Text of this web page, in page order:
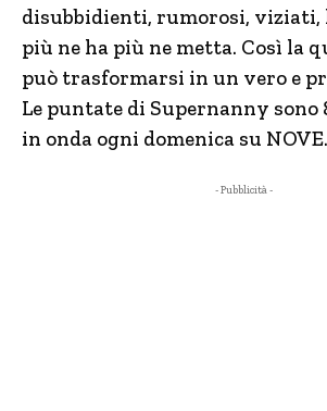
disubbidienti, rumorosi, viziati,
più ne ha più ne metta. Così la
può trasformarsi in un vero e
Le puntate di Supernanny sono
in onda ogni domenica su NOVE.
- Pubblicità -